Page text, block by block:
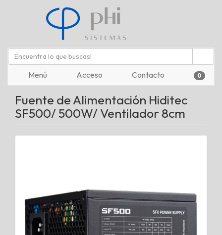
Menú Acceso Contacto 0
Fuente de Alimentación Hiditec
SF500/ 500W/ Ventilador 8cm